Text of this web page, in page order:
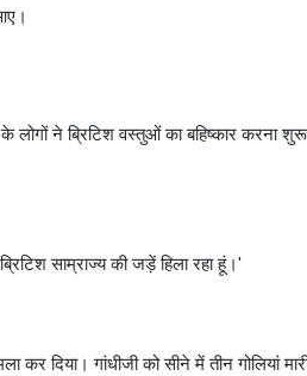
लोगों ने ब्रिटिश वस्तुओं का बहिष्कार करना
साम्राज्य की जड़ें हिला रहा हूं।'
कर दिया। गांधीजी को सीने में तीन गोलियां